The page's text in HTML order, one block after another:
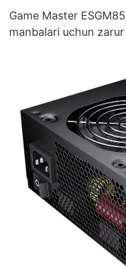
Game Master
manbalari uchun zarur